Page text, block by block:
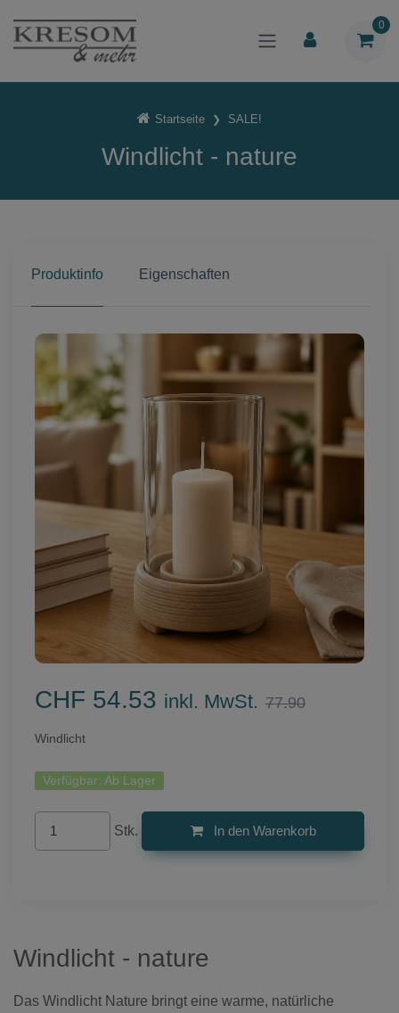
0
Startseite SALE!
Windlicht - nature
Produktinfo Eigenschaften
CHF 54.53 inkl. MwSt. 77.90
Windlicht
Verfügbar: Ab Lager
Stk. In den Warenkorb
Windlicht - nature
Das Windlicht Nature bringt eine warme, natürliche